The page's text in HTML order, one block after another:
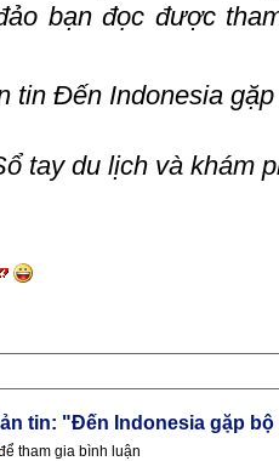
bạn đọc được
tin Đến Indonesia
tay du lịch và khám
tin: "Đến Indonesia gặp
tham gia bình luận